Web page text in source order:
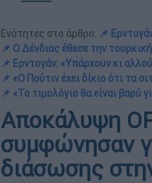
Ενότητες στο άρθρο: 📌
📌 Ο Δένδιας έθεσε την
📌 Ερντογάν: «Υπάρχουν κι
📌 «Ο Πούτιν έχει δίκιο ότι τα
📌 «Το τιμολόγιο θα είναι βαρύ
Αποκάλυψη
συμφώνησαν
διάσωσης